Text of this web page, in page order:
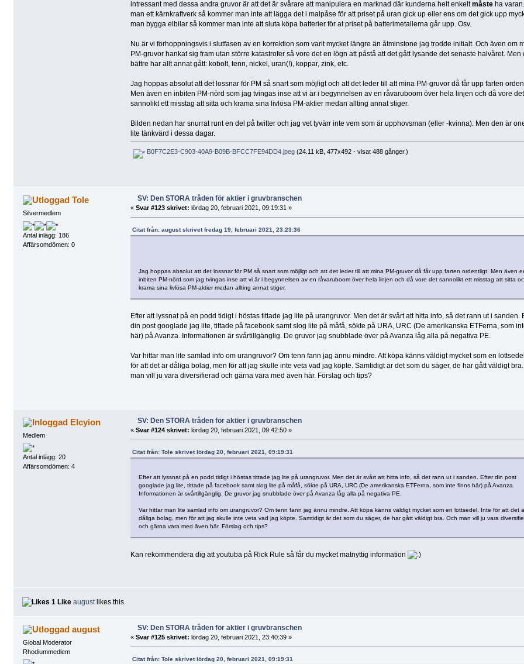
intressant med dessa andra gruvor är att det är svårare att manipulera en marknad där kunderna helt enkeltmåsteha
man ett kärnkraftverk så kommer man inte att lägga det i malpåse för att priset på uran gick up eller ens om det gick upp
man bygga elbilar så kommer man inte att sluta köpa batterier för at priset på batterimetallerna går upp. Osv.
Nu är vi förhoppningsvis i slutfasen av en korrektion som varit mycket längre än åtminstone jag trodde initialt. Och även om
PM-gruvor hankat sig fram utan större katastrofer så vore det en lögn att påstå att det gått lysande det senaste halvåret. Men
bättre har allt annat gått: kobolt, tenn, nickel, uran(!), koppar, zink, etc.
Jag hoppas absolut att det lossnar för PM så snart som möjligt och att det leder till att mina PM-gruvor då får upp farten
Men även en inbiten PM-nörd som jag tvingas inse att vi är i begynnelsen av en råvaruboom över hela linjen och då vore det
sannolikt ett misstag att sitta och krama sina livlösa PM-aktier medan allting annat stiger.
Bilden nedan har snurrat runt en del på twitter och jag vet tyvärr inte vem som är upphovsman (eller -kvinna). Men den är
lite tänkvärd i dessa dagar.
B0F7C2E3-C903-40A9-B09B-BFCC7FE94DD4.jpeg(24.11 kB, 477x492 - visat 488 gånger.)
Tole
Silvermedlem
Antal inlägg: 186
Affärsomdömen: 0
SV: Den STORA tråden för aktier i gruvbranschen
« Svar #123 skrivet: lördag 20, februari 2021, 09:19:31 »
Citat från: august skrivet fredag 19, februari 2021, 23:23:36
Jag hoppas absolut att det lossnar för PM så snart som möjligt och att det leder till att mina PM-gruvor då får upp farten ordentligt. Men även
inbiten PM-nörd som jag tvingas inse att vi är i begynnelsen av en råvaruboom över hela linjen och då vore det sannolikt ett misstag att sitta
krama sina livlösa PM-aktier medan allting annat stiger.
Efter att lyssnat på en podd tidigt i höstas tittade jag lite på urangruvor. Men det är svårt att hitta info, så det rann ut i sanden.
din post googlade jag lite, tittade på facebook samt slog lite på måfå, sökte på URA, URC (De amerikanska ETFerna, som
här) på Avanza. Informationen är svårtillgänglig. De gruvor jag snubblade över på Avanza låg alla på negativa PE.
Var hittar man lite samlad info om urangruvor? Om tenn fann jag ännu mindre. Att köpa känns väldigt mycket som en
för att det är dåliga bolag, men för att jag skulle inte veta vad jag köpte. Samtidigt är det som du säger, de har gått väldigt bra.
man vill ju vara diversifierad och gärna vara med även här. Förslag och tips?
Elcyion
Medlem
Antal inlägg: 20
Affärsomdömen: 4
SV: Den STORA tråden för aktier i gruvbranschen
« Svar #124 skrivet: lördag 20, februari 2021, 09:42:50 »
Citat från: Tole skrivet lördag 20, februari 2021, 09:19:31
Efter att lyssnat på en podd tidigt i höstas tittade jag lite på urangruvor. Men det är svårt att hitta info, så det rann ut i sanden. Efter din post
googlade jag lite, tittade på facebook samt slog lite på måfå, sökte på URA, URC (De amerikanska ETFerna, som inte finns här) på Avanza.
Informationen är svårtillgänglig. De gruvor jag snubblade över på Avanza låg alla på negativa PE.
Var hittar man lite samlad info om urangruvor? Om tenn fann jag ännu mindre. Att köpa känns väldigt mycket som en lottsedel. Inte för att det
dåliga bolag, men för att jag skulle inte veta vad jag köpte. Samtidigt är det som du säger, de har gått väldigt bra. Och man vill ju vara
och gärna vara med även här. Förslag och tips?
Kan rekommendera dig att youtuba på Rick Rule så får du mycket matnyttig information
1 Like augustlikes this.
august
Global Moderator
Rhodiummedlem
SV: Den STORA tråden för aktier i gruvbranschen
« Svar #125 skrivet: lördag 20, februari 2021, 23:40:39 »
Citat från: Tole skrivet lördag 20, februari 2021, 09:19:31